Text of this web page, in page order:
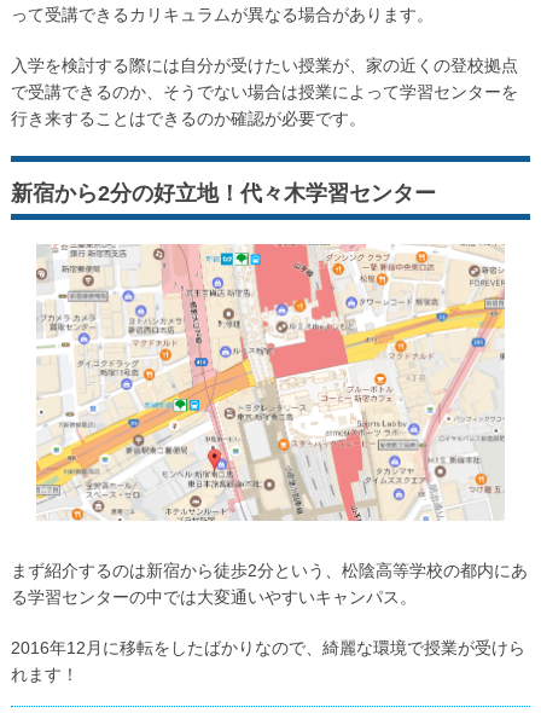
って受講できるカリキュラムが異なる場合があります。
入学を検討する際には自分が受けたい授業が、家の近くの登校拠点
で受講できるのか、そうでない場合は授業によって学習センターを
行き来することはできるのか確認が必要です。
新宿から2分の好立地！代々木学習センター
まず紹介するのは新宿から徒歩2分という、松陰高等学校の都内にあ
る学習センターの中では大変通いやすいキャンパス。
2016年12月に移転をしたばかりなので、綺麗な環境で授業が受けら
れます！